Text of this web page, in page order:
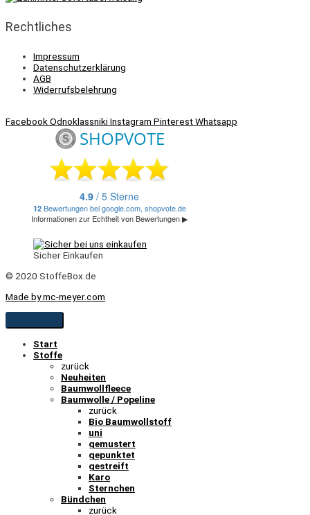
Rechtliches
Impressum
Datenschutzerklärung
AGB
Widerrufsbelehrung
FacebookOdnoklassnikiInstagram PinterestWhatsapp
Sicher Einkaufen
© 2020 StoffeBox.de
Made by mc-meyer.com
Start
Stoffe
zurück
Neuheiten
Baumwollfleece
Baumwolle / Popeline
zurück
Bio Baumwollstoff
uni
gemustert
gepunktet
gestreift
Karo
Sternchen
Bündchen
zurück